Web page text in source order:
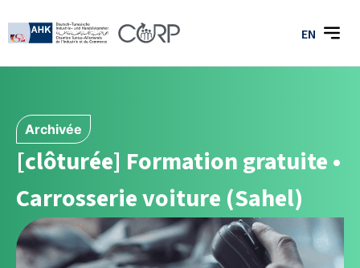
EN
Archivée
[clôturée] Formation gratuite •
Carrosserie voiture (Sahel)